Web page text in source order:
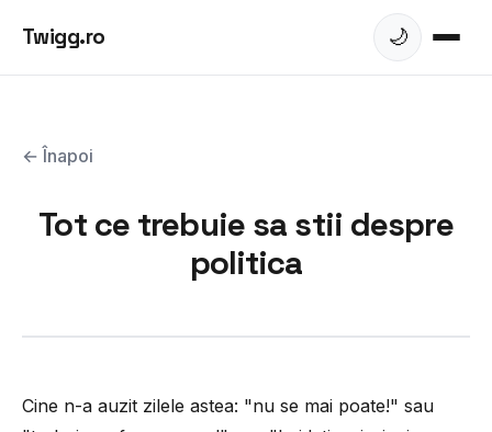
Twigg.ro 🌙
← Înapoi
Tot ce trebuie sa stii despre
politica
Cine n-a auzit zilele astea: "nu se mai poate!" sau